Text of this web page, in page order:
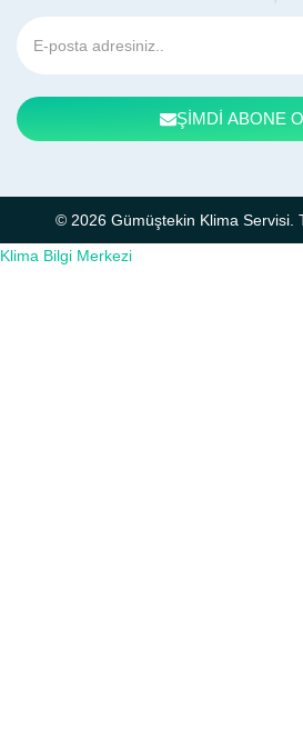
ŞİMDİ ABONE
© 2026 Gümüştekin Klima Servisi.
Klima Bilgi Merkezi